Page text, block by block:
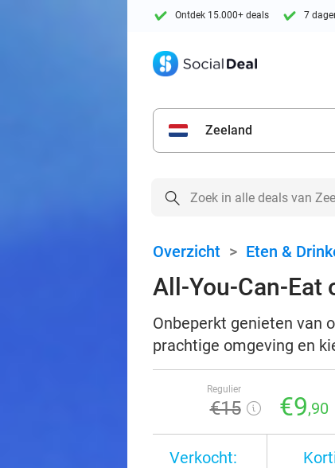
Ontdek 15.000+ deals 7
Zeeland
Overzicht > Eten &
All-You-Can-Eat
Onbeperkt genieten van
prachtige omgeving en
Regulier
€15 €9,90
Verkocht: